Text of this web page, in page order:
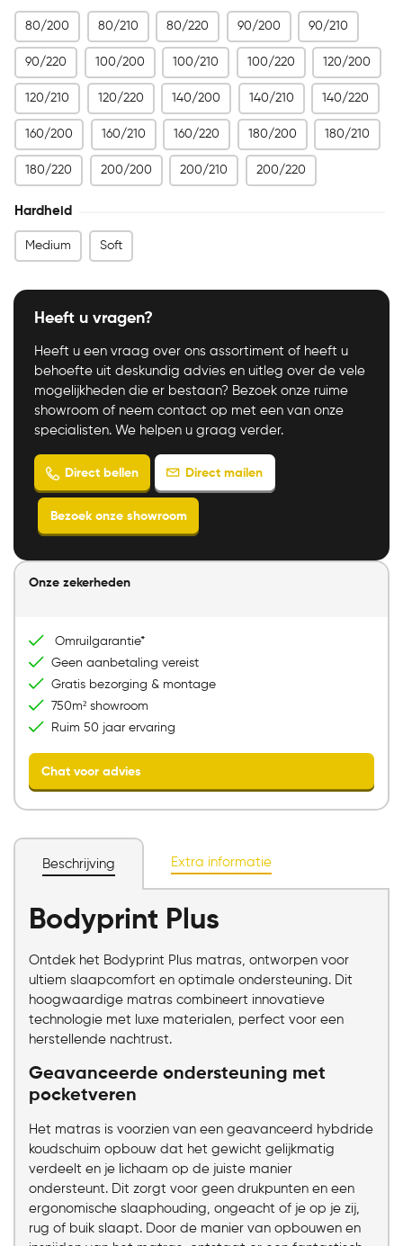
80/200 80/210 80/220 90/200 90/210
90/220 100/200 100/210 100/220 120/200
120/210 120/220 140/200 140/210 140/220
160/200 160/210 160/220 180/200 180/210
180/220 200/200 200/210 200/220
Hardheid
Medium Soft
Heeft u vragen?
Heeft u een vraag over ons assortiment of heeft u
behoefte uit deskundig advies en uitleg over de vele
mogelijkheden die er bestaan? Bezoek onze ruime
showroom of neem contact op met een van onze
specialisten. We helpen u graag verder.
Bezoek onze showroom
Onze zekerheden
Omruilgarantie*
Geen aanbetaling vereist
Gratis bezorging & montage
750m² showroom
Ruim 50 jaar ervaring
Beschrijving Extra informatie
Bodyprint Plus
Ontdek het Bodyprint Plus matras, ontworpen voor
ultiem slaapcomfort en optimale ondersteuning. Dit
hoogwaardige matras combineert innovatieve
technologie met luxe materialen, perfect voor een
herstellende nachtrust.
Geavanceerde ondersteuning met
pocketveren
Het matras is voorzien van een geavanceerd hybdride
koudschuim opbouw dat het gewicht gelijkmatig
verdeelt en je lichaam op de juiste manier
ondersteunt. Dit zorgt voor geen drukpunten en een
ergonomische slaaphouding, ongeacht of je op je zij,
rug of buik slaapt. Door de manier van opbouwen en